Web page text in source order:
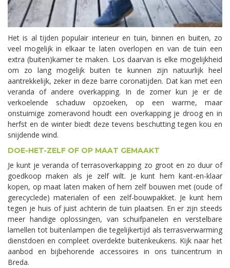
Het is al tijden populair interieur en tuin, binnen en buiten, zo
veel mogelijk in elkaar te laten overlopen en van de tuin een
extra (buiten)kamer te maken. Los daarvan is elke mogelijkheid
om zo lang mogelijk buiten te kunnen zijn natuurlijk heel
aantrekkelijk, zeker in deze barre coronatijden. Dat kan met een
veranda of andere overkapping. In de zomer kun je er de
verkoelende schaduw opzoeken, op een warme, maar
onstuimige zomeravond houdt een overkapping je droog en in
herfst en de winter biedt deze tevens beschutting tegen kou en
snijdende wind.
DOE-HET-ZELF OF OP MAAT GEMAAKT
Je kunt je veranda of terrasoverkapping zo groot en zo duur of
goedkoop maken als je zelf wilt. Je kunt hem kant-en-klaar
kopen, op maat laten maken of hem zelf bouwen met (oude of
gerecyclede) materialen of een zelf-bouwpakket. Je kunt hem
tegen je huis of juist achterin de tuin plaatsen. En er zijn steeds
meer handige oplossingen, van schuifpanelen en verstelbare
lamellen tot buitenlampen die tegelijkertijd als terrasverwarming
dienstdoen en compleet overdekte buitenkeukens. Kijk naar het
aanbod en bijbehorende accessoires in ons tuincentrum in
Breda.